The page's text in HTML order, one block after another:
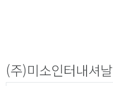
(주)미소인터내셔날